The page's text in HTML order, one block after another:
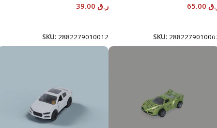
SKU:
ر.ق
SKU: 2882279010012